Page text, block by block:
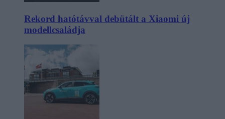
Rekord hatótávval debütált a Xiaomi új
modellcsaládja